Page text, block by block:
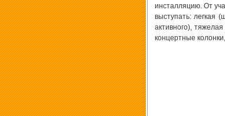
инсталляцию. От
выступать: легкая
активного),
концертные